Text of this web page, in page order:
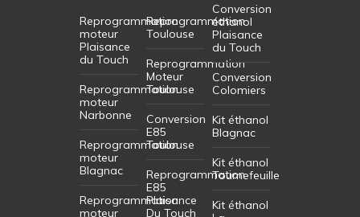
Reprogrammation
moteur
Plaisance
du Touch
Reprogrammation
moteur
Narbonne
Reprogrammation
moteur
Blagnac
Reprogrammation
moteur
Reprogrammation
Toulouse
Reprogrammation
Moteur
Toulouse
Conversion
E85
Toulouse
Reprogrammation
E85
Plaisance
Du Touch
Conversion
éthanol
Plaisance
du Touch
Conversion
Colomiers
Kit éthanol
Blagnac
Kit éthanol
Tournefeuille
Kit éthanol